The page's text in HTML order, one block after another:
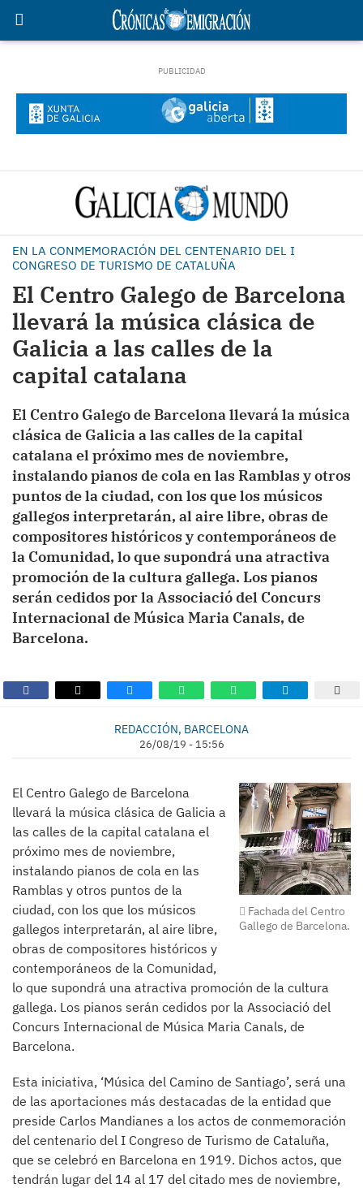
EN LA CONMEMORACIÓN DEL CENTENARIO DEL I
CONGRESO DE TURISMO DE CATALUÑA
El Centro Galego de Barcelona
llevará la música clásica de
Galicia a las calles de la
capital catalana
El Centro Galego de Barcelona llevará la música
clásica de Galicia a las calles de la capital
catalana el próximo mes de noviembre,
instalando pianos de cola en las Ramblas y otros
puntos de la ciudad, con los que los músicos
gallegos interpretarán, al aire libre, obras de
compositores históricos y contemporáneos de
la Comunidad, lo que supondrá una atractiva
promoción de la cultura gallega. Los pianos
serán cedidos por la Associació del Concurs
Internacional de Música Maria Canals, de
Barcelona.
REDACCIÓN, BARCELONA
26/08/19 - 15:56
Fachada del Centro
Gallego de Barcelona.
El Centro Galego de Barcelona
llevará la música clásica de Galicia a
las calles de la capital catalana el
próximo mes de noviembre,
instalando pianos de cola en las
Ramblas y otros puntos de la
ciudad, con los que los músicos
gallegos interpretarán, al aire libre,
obras de compositores históricos y
contemporáneos de la Comunidad,
lo que supondrá una atractiva promoción de la cultura
gallega. Los pianos serán cedidos por la Associació del
Concurs Internacional de Música Maria Canals, de
Barcelona.
Esta iniciativa, ‘Música del Camino de Santiago’, será una
de las aportaciones más destacadas de la entidad que
preside Carlos Mandianes a los actos de conmemoración
del centenario del I Congreso de Turismo de Cataluña,
que se celebró en Barcelona en 1919. Dichos actos, que
tendrán lugar del 14 al 17 del citado mes de noviembre,